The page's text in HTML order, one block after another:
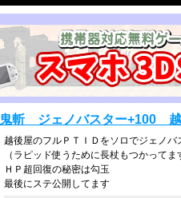
鬼斬 ジェノバスター+100
越後屋のフルＰＴＩＤをソロでジェノバ
（ラピッド使うために長杖もつかってま
ＨＰ超回復の秘密は勾玉
最後にステ公開してます